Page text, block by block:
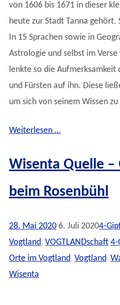
von 1606 bis 1671 in dieser
heute zur Stadt Tanna gehört.
In 15 Sprachen sowie in
Astrologie und selbst im
lenkte so die Aufmerksamkeit
und Fürsten auf ihn. Diese
um sich von seinem Wissen
Weiterlesen …
Wisenta Quelle –
beim Rosenbühl
28. Mai 2020 6. Juli 20204-
Vogtland, VOGTLANDschaft 4-
Orte im Vogtland, Vogtland,
Wisenta